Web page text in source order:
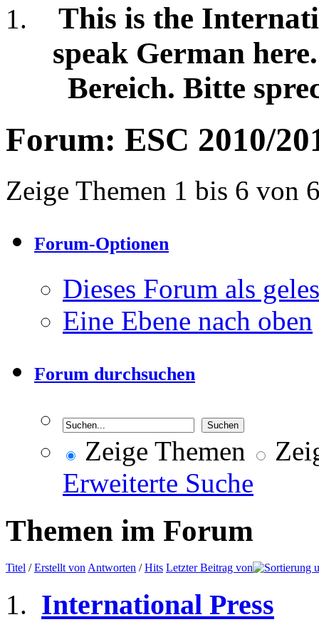
This is the
speak German
Bereich. Bitte
Forum: ESC 2010/
Zeige Themen 1 bis 6 von
Forum-Optionen
Dieses Forum als
Eine Ebene nach oben
Forum durchsuchen
Zeige Themen
Erweiterte Suche
Themen im Forum
Titel /Erstellt vonAntworten /Hits Letzter Beitrag von
International Press